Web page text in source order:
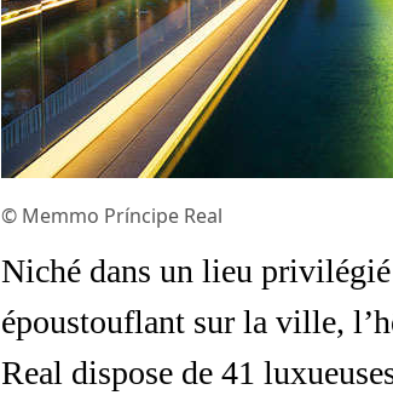
© Memmo Príncipe Real
Niché dans un lieu
époustouflant sur la ville,
Real dispose de 41